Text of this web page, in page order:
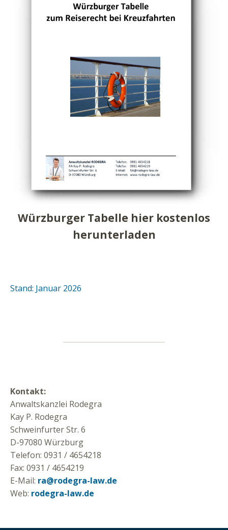
Würzburger Tabelle hier kostenlos
herunterladen
Stand: Januar 2026
Kontakt:
Anwaltskanzlei Rodegra
Kay P. Rodegra
Schweinfurter Str. 6
D-97080 Würzburg
Telefon: 0931 / 4654218
Fax: 0931 / 4654219
E-Mail: ra@rodegra-law.de
Web: rodegra-law.de